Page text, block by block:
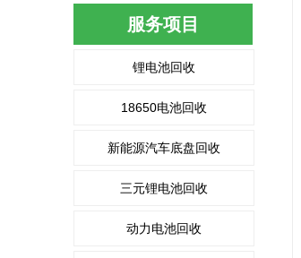
服务项目
锂电池回收
18650电池回收
新能源汽车底盘回收
三元锂电池回收
动力电池回收